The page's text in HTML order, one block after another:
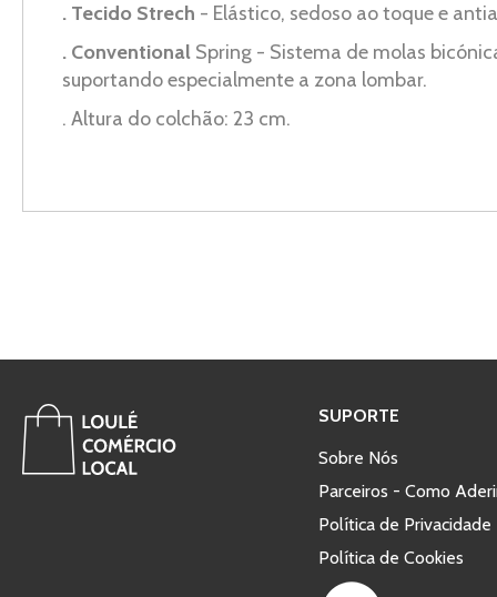
. Tecido Strech - Elástico, sedoso ao toque e
. Conventional Spring - Sistema de molas
suportando especialmente a zona lombar.
. Altura do colchão: 23 cm.
SUPORTE
Sobre Nós
Parceiros - Como
Política de Privacidade
Política de Cookies